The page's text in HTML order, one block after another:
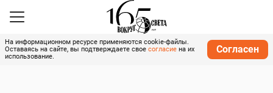
На информационном ресурсе применяются cookie-файлы.
Оставаясь на сайте, вы подтверждаете свое согласие на их
использование.
Согласен